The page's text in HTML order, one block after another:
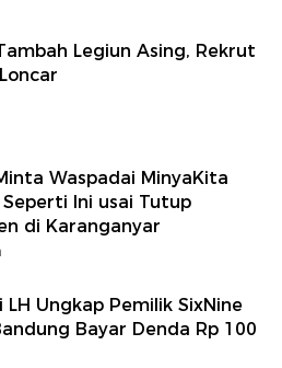
Legiun Asing, Rekrut
Waspadai MinyaKita
Ini usai Tutup
di Karanganyar
LH Ungkap Pemilik SixNine
Bayar Denda Rp 100